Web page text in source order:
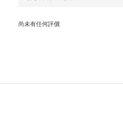
尚未有任何評價